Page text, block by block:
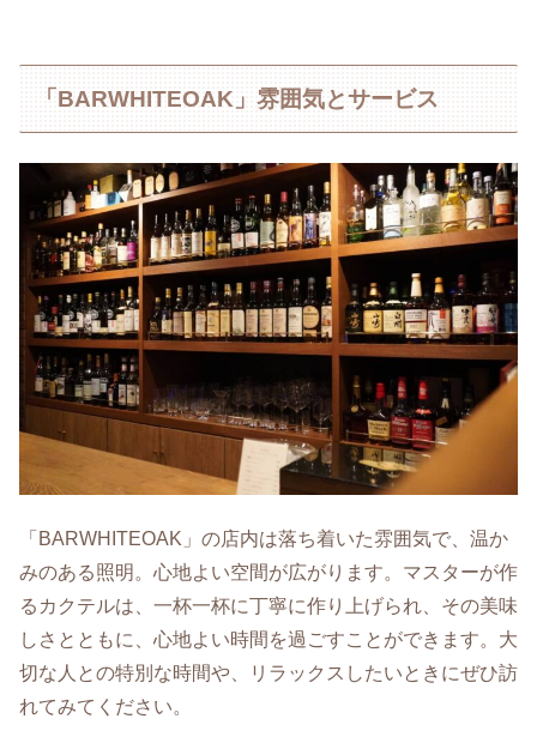
「BARWHITEOAK」雰囲気とサービス
「BARWHITEOAK」の店内は落ち着いた雰囲気で、温か
みのある照明。心地よい空間が広がります。マスターが作
るカクテルは、一杯一杯に丁寧に作り上げられ、その美味
しさとともに、心地よい時間を過ごすことができます。大
切な人との特別な時間や、リラックスしたいときにぜひ訪
れてみてください。